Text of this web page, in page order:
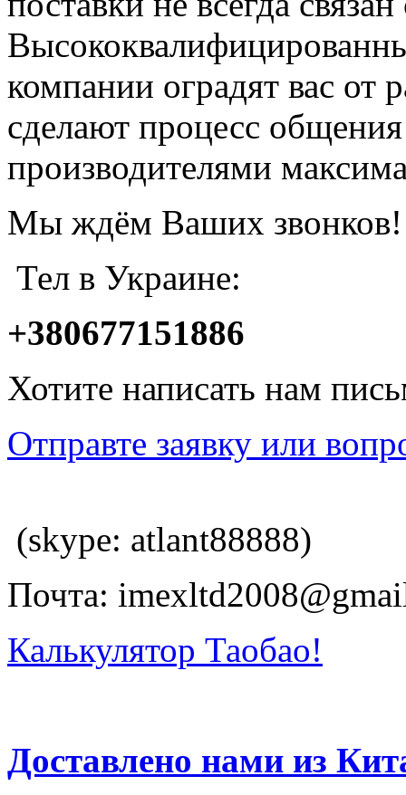
компании оградят вас от
сделают процесс
производителями
Мы ждём Ваших звонков!
Тел в Украине:
+380677151886
Хотите написать нам
Отправте заявку или
(skype: atlant88888)
Почта:
Калькулятор Таобао!
Доставлено нами из